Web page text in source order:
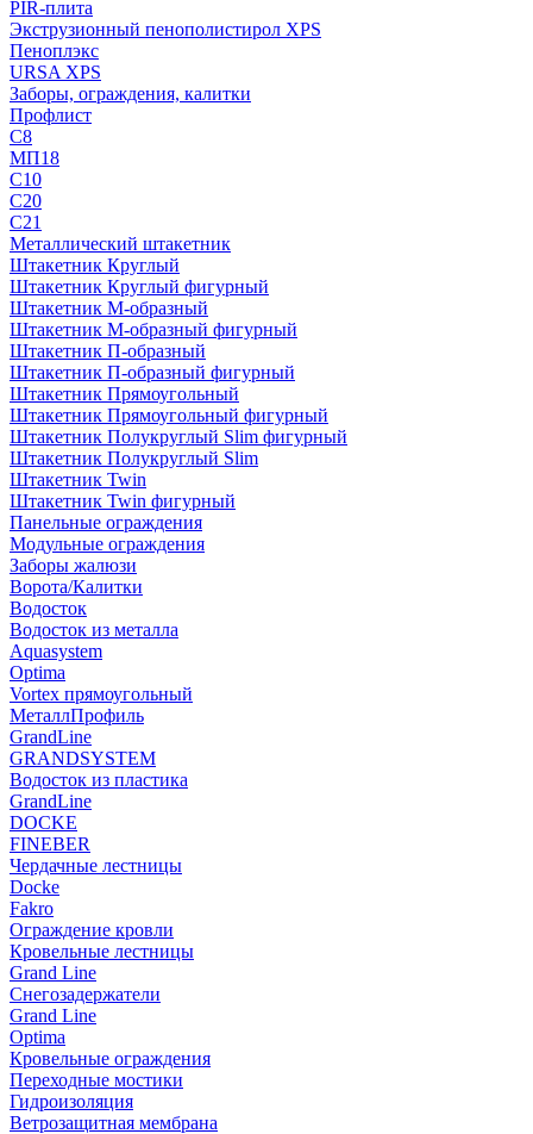
PIR-плита
Экструзионный пенополистирол XPS
Пеноплэкс
URSA XPS
Заборы, ограждения, калитки
Профлист
С8
МП18
С10
С20
С21
Металлический штакетник
Штакетник Круглый
Штакетник Круглый фигурный
Штакетник М-образный
Штакетник М-образный фигурный
Штакетник П-образный
Штакетник П-образный фигурный
Штакетник Прямоугольный
Штакетник Прямоугольный фигурный
Штакетник Полукруглый Slim фигурный
Штакетник Полукруглый Slim
Штакетник Twin
Штакетник Twin фигурный
Панельные ограждения
Модульные ограждения
Заборы жалюзи
Ворота/Калитки
Водосток
Водосток из металла
Aquasystem
Optima
Vortex прямоугольный
МеталлПрофиль
GrandLine
GRANDSYSTEM
Водосток из пластика
GrandLine
DOCKE
FINEBER
Чердачные лестницы
Docke
Fakro
Ограждение кровли
Кровельные лестницы
Grand Line
Снегозадержатели
Grand Line
Optima
Кровельные ограждения
Переходные мостики
Гидроизоляция
Ветрозащитная мембрана